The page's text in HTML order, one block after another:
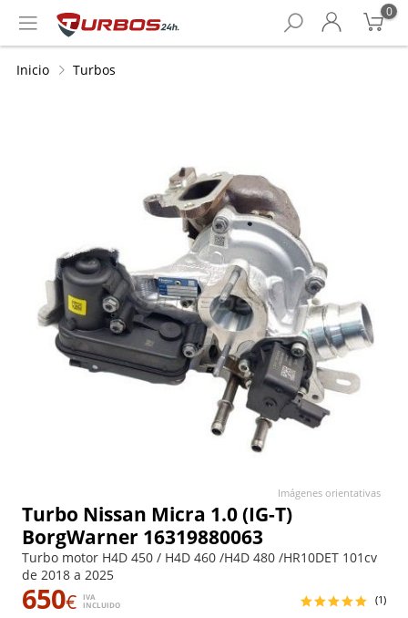
0
Inicio Turbos
Turbo Nissan Micra 1.0 (IG-T)
BorgWarner 16319880063
Turbo motor H4D 450 / H4D 460 /H4D 480 /HR10DET 101cv
de 2018 a 2025
650€
IVA
INCLUIDO
(1)
Imágenes orientativas